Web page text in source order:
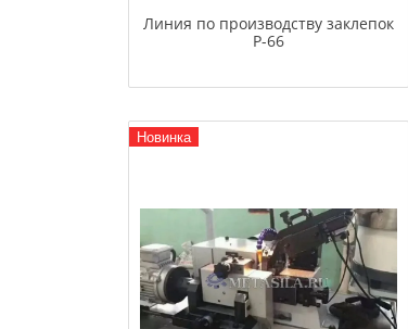
Линия по производству заклепок
P-66
Новинка